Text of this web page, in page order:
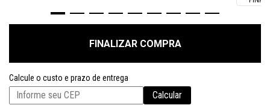
FINALIZAR COMPRA
Calcule o custo e prazo de entrega
Calcular